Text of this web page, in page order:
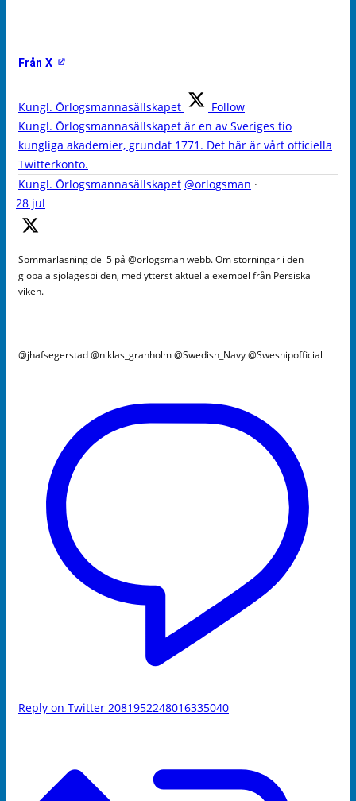
Från X
Kungl. Örlogsmannasällskapet
Follow
Kungl. Örlogsmannasällskapet är en av Sveriges tio
kungliga akademier, grundat 1771. Det här är vårt officiella
Twitterkonto.
Kungl. Örlogsmannasällskapet @orlogsman ·
28 jul
Sommarläsning del 5 på @orlogsman webb. Om störningar i den
globala sjölägesbilden, med ytterst aktuella exempel från Persiska
viken.
@jhafsegerstad @niklas_granholm @Swedish_Navy @Sweshipofficial
Reply on Twitter 2081952248016335040